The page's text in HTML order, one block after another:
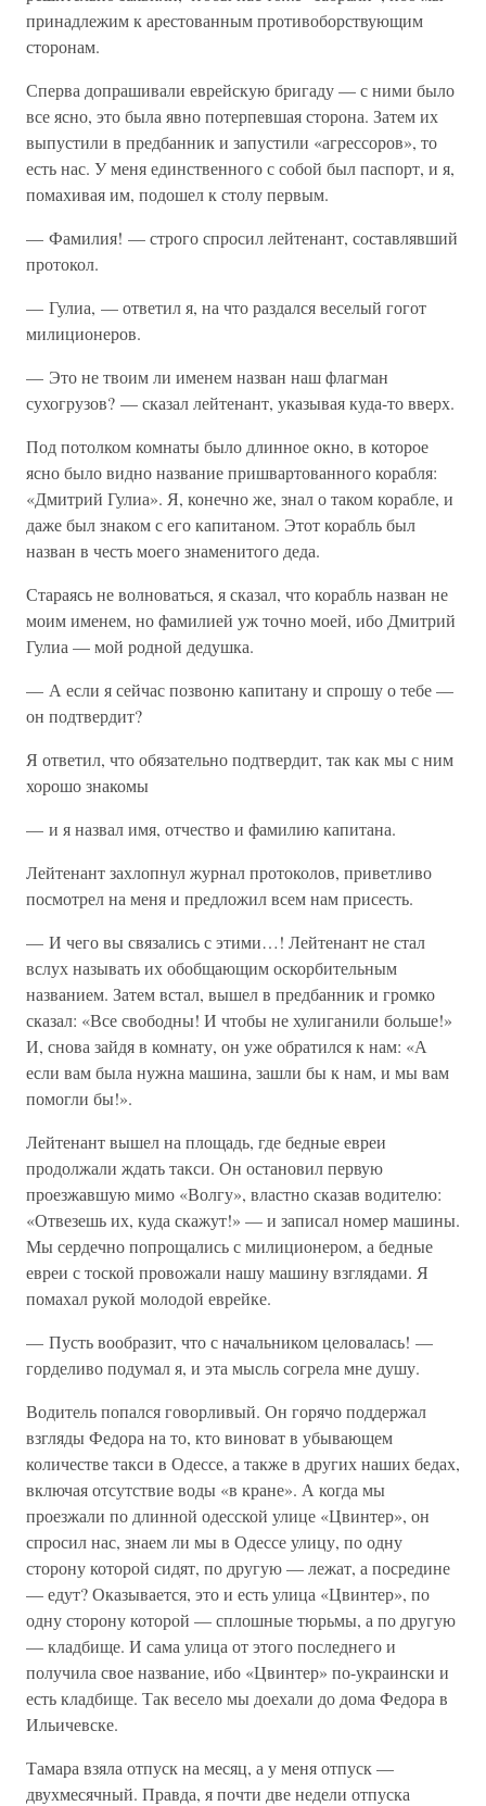
принадлежим к арестованным противоборствующим
сторонам.
Сперва допрашивали еврейскую бригаду — с ними было
все ясно, это была явно потерпевшая сторона. Затем их
выпустили в предбанник и запустили «агрессоров», то
есть нас. У меня единственного с собой был паспорт, и я,
помахивая им, подошел к столу первым.
— Фамилия! — строго спросил лейтенант, составлявший
протокол.
— Гулиа, — ответил я, на что раздался веселый гогот
милиционеров.
— Это не твоим ли именем назван наш флагман
сухогрузов? — сказал лейтенант, указывая куда-то вверх.
Под потолком комнаты было длинное окно, в которое
ясно было видно название пришвартованного корабля:
«Дмитрий Гулиа». Я, конечно же, знал о таком корабле, и
даже был знаком с его капитаном. Этот корабль был
назван в честь моего знаменитого деда.
Стараясь не волноваться, я сказал, что корабль назван не
моим именем, но фамилией уж точно моей, ибо Дмитрий
Гулиа — мой родной дедушка.
— А если я сейчас позвоню капитану и спрошу о тебе —
он подтвердит?
Я ответил, что обязательно подтвердит, так как мы с ним
хорошо знакомы
— и я назвал имя, отчество и фамилию капитана.
Лейтенант захлопнул журнал протоколов, приветливо
посмотрел на меня и предложил всем нам присесть.
— И чего вы связались с этими…! Лейтенант не стал
вслух называть их обобщающим оскорбительным
названием. Затем встал, вышел в предбанник и громко
сказал: «Все свободны! И чтобы не хулиганили больше!»
И, снова зайдя в комнату, он уже обратился к нам: «А
если вам была нужна машина, зашли бы к нам, и мы вам
помогли бы!».
Лейтенант вышел на площадь, где бедные евреи
продолжали ждать такси. Он остановил первую
проезжавшую мимо «Волгу», властно сказав водителю:
«Отвезешь их, куда скажут!» — и записал номер машины.
Мы сердечно попрощались с милиционером, а бедные
евреи с тоской провожали нашу машину взглядами. Я
помахал рукой молодой еврейке.
— Пусть вообразит, что с начальником целовалась! —
горделиво подумал я, и эта мысль согрела мне душу.
Водитель попался говорливый. Он горячо поддержал
взгляды Федора на то, кто виноват в убывающем
количестве такси в Одессе, а также в других наших бедах,
включая отсутствие воды «в кране». А когда мы
проезжали по длинной одесской улице «Цвинтер», он
спросил нас, знаем ли мы в Одессе улицу, по одну
сторону которой сидят, по другую — лежат, а посредине
— едут? Оказывается, это и есть улица «Цвинтер», по
одну сторону которой — сплошные тюрьмы, а по другую
— кладбище. И сама улица от этого последнего и
получила свое название, ибо «Цвинтер» по-украински и
есть кладбище. Так весело мы доехали до дома Федора в
Ильичевске.
Тамара взяла отпуск на месяц, а у меня отпуск —
двухмесячный. Правда, я почти две недели отпуска